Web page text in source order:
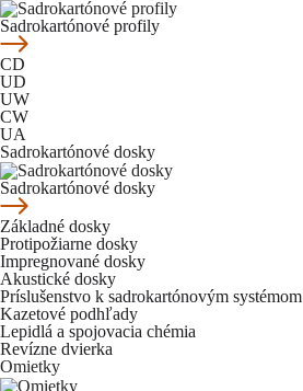
Sadrokartónové profily
CD
UD
UW
CW
UA
Sadrokartónové dosky
Sadrokartónové dosky
Základné dosky
Protipožiarne dosky
Impregnované dosky
Akustické dosky
Príslušenstvo k sadrokartónovým systémom
Kazetové podhľady
Lepidlá a spojovacia chémia
Revízne dvierka
Omietky